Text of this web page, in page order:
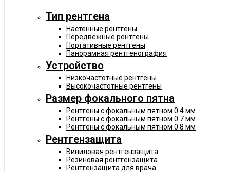
Тип рентгена
Настенные рентгены
Передвежные рентгены
Портативные рентгены
Панорамная рентгенография
Устройство
Низкочастотные рентгены
Высокочастотные рентгены
Размер фокального пятна
Рентгены с фокальным пятном 0.4 мм
Рентгены с фокальным пятном 0.7 мм
Рентгены с фокальным пятном 0.8 мм
Рентгензащита
Виниловая рентгензащита
Резиновая рентгензащита
Рентгензащита для врача